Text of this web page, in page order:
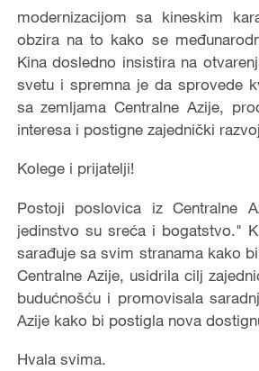
modernizacijom sa kineskim
obzira na to kako se
Kina dosledno insistira na
svetu i spremna je da sprovede
sa zemljama Centralne Azije,
interesa i postigne zajednički
Kolege i prijatelji!
Postoji poslovica iz Centralne
jedinstvo su sreća i bogatstvo."
sarađuje sa svim stranama kako
Centralne Azije, usidrila cilj
budućnošću i promovisala
Azije kako bi postigla nova
Hvala svima.